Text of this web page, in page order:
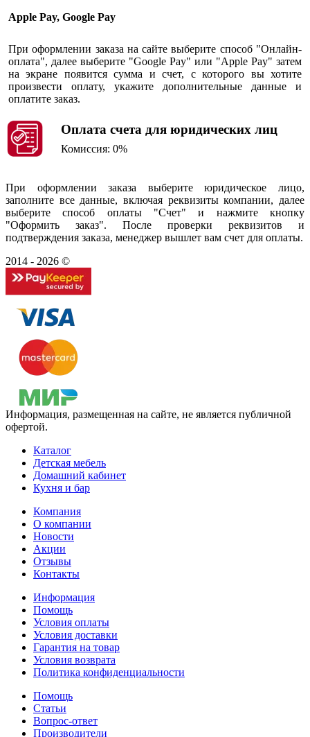
Apple Pay, Google Pay
При оформлении заказа на сайте выберите способ "Онлайн-
оплата", далее выберите "Google Pay" или "Apple Pay" затем
на экране появится сумма и счет, с которого вы хотите
произвести оплату, укажите дополнительные данные и
оплатите заказ.
Оплата счета для юридических лиц
Комиссия: 0%
При оформлении заказа выберите юридическое лицо,
заполните все данные, включая реквизиты компании, далее
выберите способ оплаты "Счет" и нажмите кнопку
"Оформить заказ". После проверки реквизитов и
подтверждения заказа, менеджер вышлет вам счет для оплаты.
2014 - 2026 ©
Информация, размещенная на сайте, не является публичной
офертой.
Каталог
Детская мебель
Домашний кабинет
Кухня и бар
Компания
О компании
Новости
Акции
Отзывы
Контакты
Информация
Помощь
Условия оплаты
Условия доставки
Гарантия на товар
Условия возврата
Политика конфиденциальности
Помощь
Статьи
Вопрос-ответ
Производители